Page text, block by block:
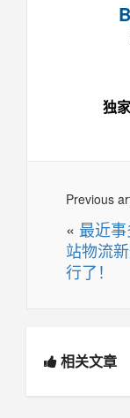
独
Previous
« 最近
站物流
行了！
相关文章